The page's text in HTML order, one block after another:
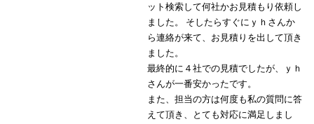
ット検索して何社かお見積もり依頼し
ました。 そしたらすぐにｙｈさんか
ら連絡が来て、お見積りを出して頂き
ました。
最終的に４社での見積でしたが、ｙｈ
さんが一番安かったです。
また、担当の方は何度も私の質問に答
えて頂き、とても対応に満足しまし